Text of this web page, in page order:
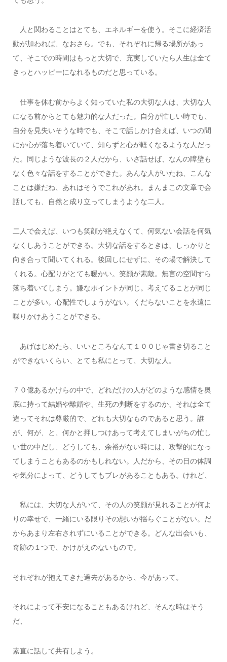
人と関わることはとても、エネルギーを使う。そこに経済活
動が加われば、なおさら。でも、それぞれに帰る場所があっ
て、そこでの時間はもっと大切で、充実していたら人生は全て
きっとハッピーになれるものだと思っている。
仕事を休む前からよく知っていた私の大切な人は、大切な人
になる前からとても魅力的な人だった。自分が忙しい時でも、
自分を見失いそうな時でも、そこで話しかけ合えば、いつの間
にか心が落ち着いていて、知らずと心が軽くなるような人だっ
た。同じような波長の２人だから、いざ話せば、なんの障壁も
なく色々な話をすることができた。あんな人がいたね、こんな
ことは嫌だね、あれはそうでこれがあれ。まんまこの文章で会
話しても、自然と成り立ってしまうような二人。
二人で会えば、いつも笑顔が絶えなくて、何気ない会話を何気
なくしあうことができる。大切な話をするときは、しっかりと
向き合って聞いてくれる。後回しにせずに、その場で解決して
くれる。心配りがとても暖かい。笑顔が素敵。無言の空間すら
落ち着いてしまう。嫌なポイントが同じ。考えてることが同じ
ことが多い。心配性でしょうがない。くだらないことを永遠に
喋りかけあうことができる。
あげはじめたら、いいところなんて１００じゃ書き切ること
ができないくらい、とても私にとって、大切な人。
７０億あるかけらの中で、どれだけの人がどのような感情を奥
底に持って結婚や離婚や、生死の判断をするのか、それは全て
違ってそれは尊厳的で、どれも大切なものであると思う。誰
が、何が、と、何かと押しつけあって考えてしまいがちの忙し
い世の中だし、どうしても、余裕がない時には、攻撃的になっ
てしまうこともあるのかもしれない。人だから、その日の体調
や気分によって、どうしてもブレがあることもある。けれど、
私には、大切な人がいて、その人の笑顔が見れることが何よ
りの幸せで、一緒にいる限りその想いが揺らぐことがない。だ
からあまり左右されずにいることができる。どんな出会いも、
奇跡の１つで、かけがえのないもので。
それぞれが抱えてきた過去があるから、今があって。
それによって不安になることもあるけれど、そんな時はそう
だ、
素直に話して共有しよう。